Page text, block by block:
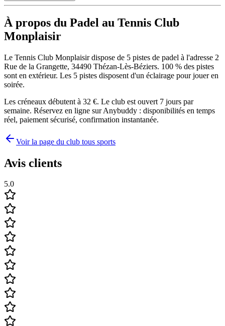
À propos du Padel au Tennis Club
Monplaisir
Le Tennis Club Monplaisir dispose de 5 pistes de padel à l'adresse 2
Rue de la Grangette, 34490 Thézan-Lès-Béziers. 100 % des pistes
sont en extérieur. Les 5 pistes disposent d'un éclairage pour jouer en
soirée.
Les créneaux débutent à 32 €. Le club est ouvert 7 jours par
semaine. Réservez en ligne sur Anybuddy : disponibilités en temps
réel, paiement sécurisé, confirmation instantanée.
Voir la page du club tous sports
Avis clients
5.0